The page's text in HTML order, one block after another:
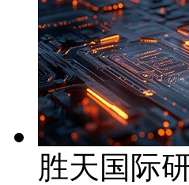
胜天国际